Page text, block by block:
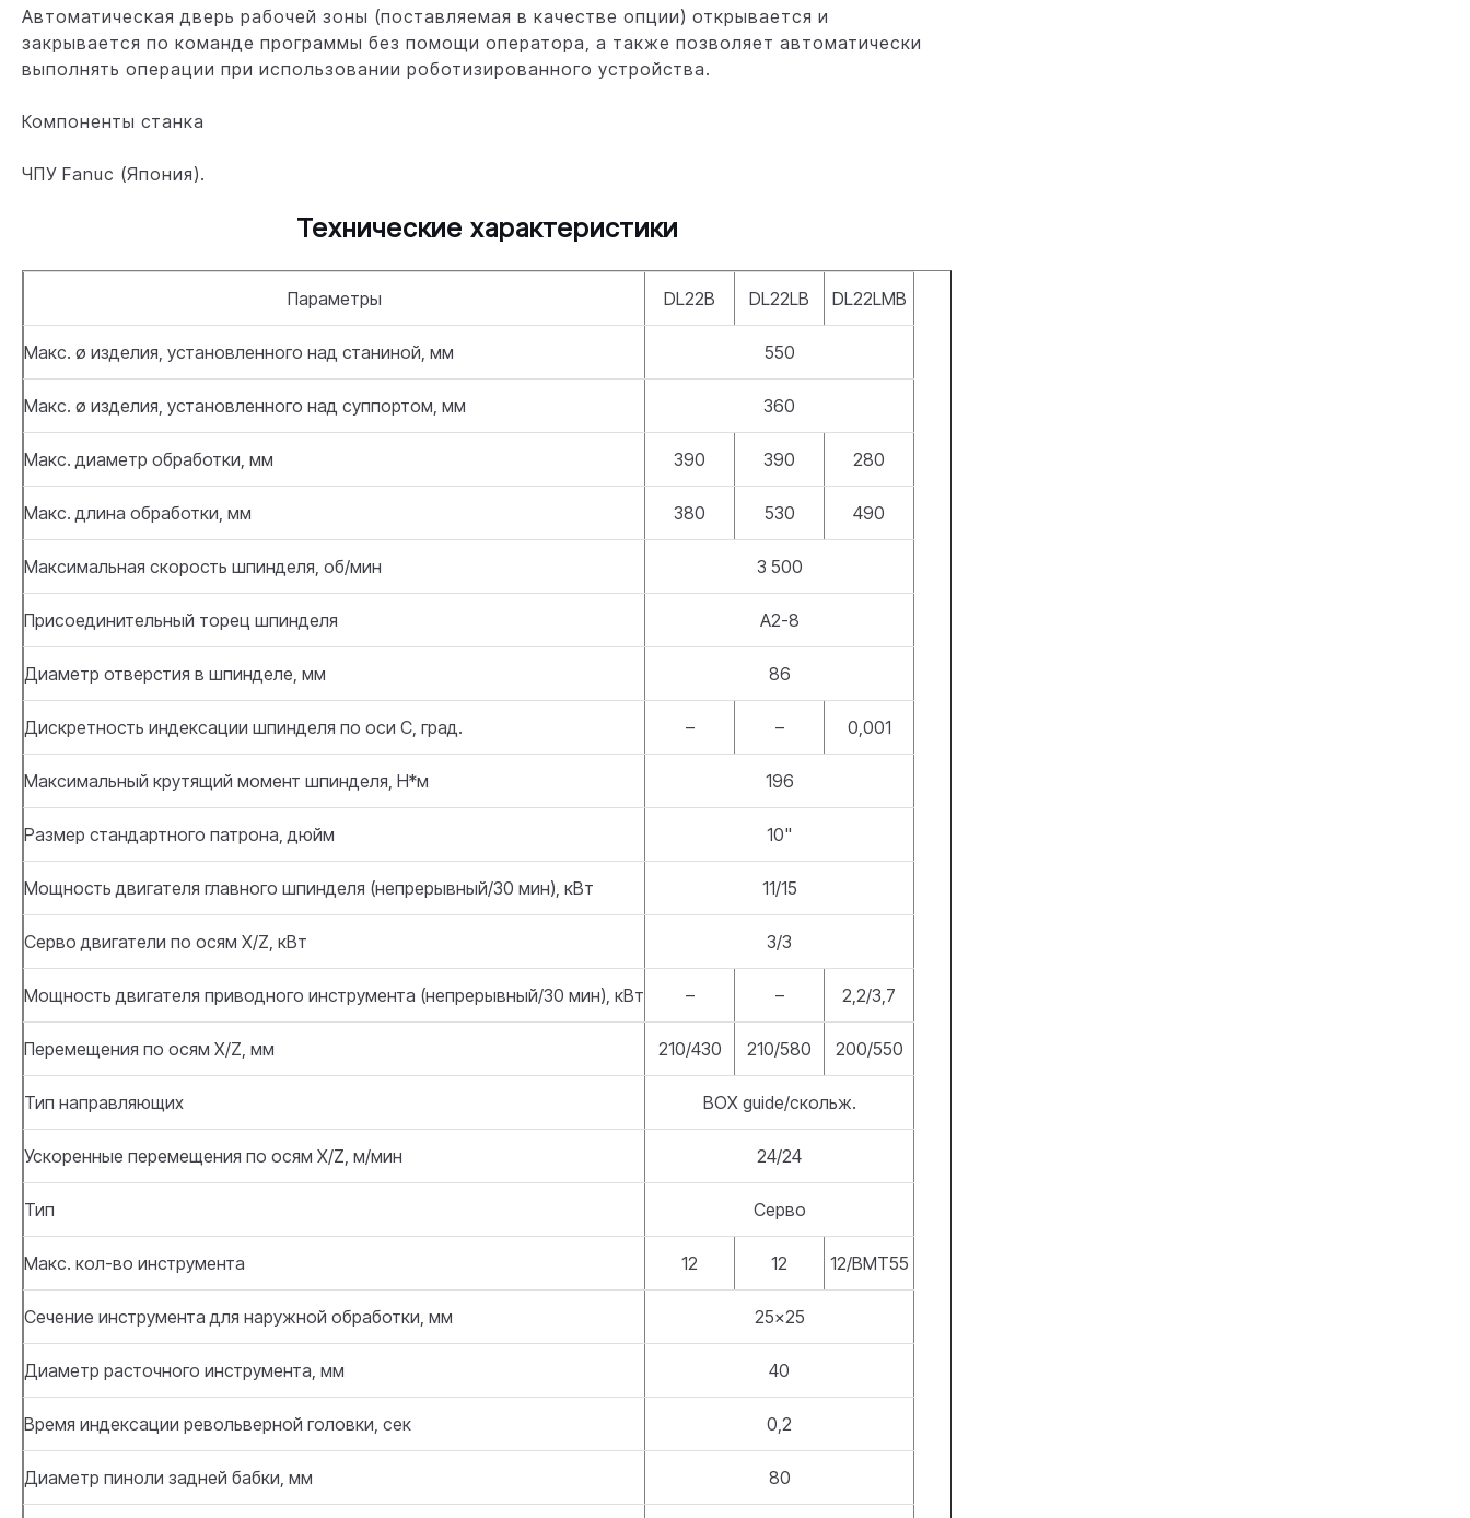
Автоматическая дверь рабочей зоны (поставляемая в качестве опции) открывается и
закрывается по команде программы без помощи оператора, а также позволяет автоматически
выполнять операции при использовании роботизированного устройства.
Компоненты станка
ЧПУ Fanuc (Япония).
Технические характеристики
Параметры DL22B DL22LB DL22LMB
Макс. ø изделия, установленного над станиной, мм 550
Макс. ø изделия, установленного над суппортом, мм 360
Макс. диаметр обработки, мм 390 390 280
Макс. длина обработки, мм 380 530 490
Максимальная скорость шпинделя, об/мин 3 500
Присоединительный торец шпинделя А2-8
Диаметр отверстия в шпинделе, мм 86
Дискретность индексации шпинделя по оси С, град. – – 0,001
Максимальный крутящий момент шпинделя, Н*м 196
Размер стандартного патрона, дюйм 10"
Мощность двигателя главного шпинделя (непрерывный/30 мин), кВт 11/15
Серво двигатели по осям X/Z, кВт 3/3
Мощность двигателя приводного инструмента (непрерывный/30 мин), кВт – – 2,2/3,7
Перемещения по осям X/Z, мм 210/430 210/580 200/550
Тип направляющих BOX guide/скольж.
Ускоренные перемещения по осям X/Z, м/мин 24/24
Тип Серво
Макс. кол-во инструмента 12 12 12/ВМТ55
Сечение инструмента для наружной обработки, мм 25x25
Диаметр расточного инструмента, мм 40
Время индексации револьверной головки, сек 0,2
Диаметр пиноли задней бабки, мм 80